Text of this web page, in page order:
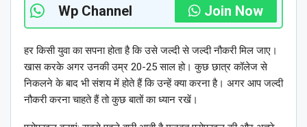
Wp Channel Join Now
हर किसी युवा का सपना होता है कि उसे जल्दी से जल्दी नौकरी मिल जाए।
खास करके अगर उनकी उम्र 20-25 साल हो। कुछ छात्र कॉलेज से
निकलने के बाद भी संशय में होते हैं कि उन्हें क्या करना है। अगर आप जल्‍दी
नौकरी करना चाहते हैं तो कुछ बातों का ध्यान रखें।